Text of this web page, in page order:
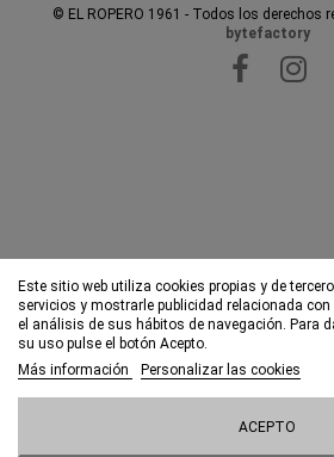
Este sitio web utiliza cookies propias y de
servicios y mostrarle publicidad relacionada
el análisis de sus hábitos de navegación. Para
su uso pulse el botón Acepto.
Más información
Personalizar las cookies
ACEPTO
© EL ROPERO 1961 - Todos los derechos
bytefactory